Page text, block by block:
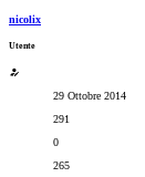
nicolix
Utente
29 Ottobre 2014
291
0
265